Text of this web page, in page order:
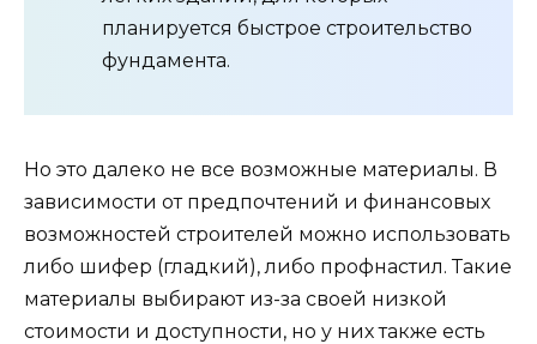
планируется быстрое строительство
фундамента.
Но это далеко не все возможные материалы. В
зависимости от предпочтений и финансовых
возможностей строителей можно использовать
либо шифер (гладкий), либо профнастил. Такие
материалы выбирают из-за своей низкой
стоимости и доступности, но у них также есть